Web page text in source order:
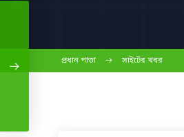
প্রধান পাতা সাইটের খবর